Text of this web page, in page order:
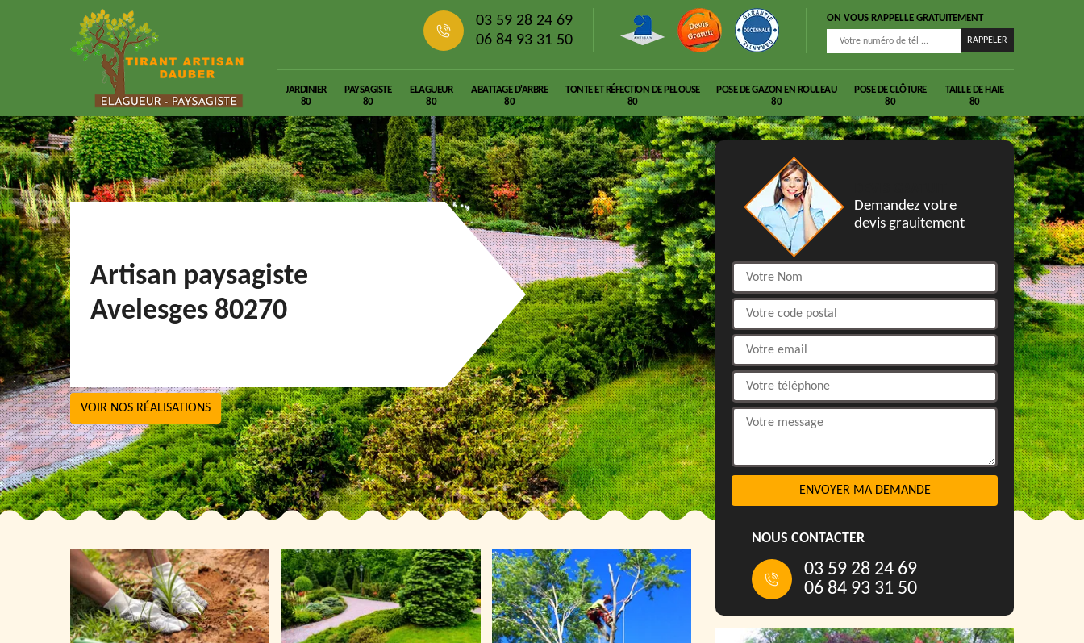
03 59 28 24 69
06 84 93 31 50
ON VOUS RAPPELLE GRATUITEMENT
JARDINIER
80
PAYSAGISTE
80
ELAGUEUR
80
ABATTAGE D'ARBRE
80
TONTE ET RÉFECTION DE PELOUSE
80
POSE DE GAZON EN ROULEAU
80
POSE DE CLÔTURE
80
TAILLE DE HAIE
80
Artisan paysagiste
Avelesges 80270
VOIR NOS RÉALISATIONS
Demandez votre
devis grauitement
NOUS CONTACTER
03 59 28 24 69
06 84 93 31 50